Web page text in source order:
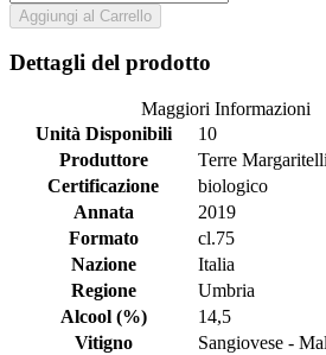
Aggiungi al Carrello
Dettagli del prodotto
Maggiori Informazioni
Unità Disponibili
10
Produttore
Terre Margaritelli
Certificazione
biologico
Annata
2019
Formato
cl.75
Nazione
Italia
Regione
Umbria
Alcool (%)
14,5
Vitigno
Sangiovese -